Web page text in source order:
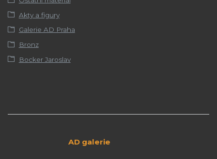
Akty a figury
Galerie AD Praha
Bronz
Bocker Jaroslav
AD galerie